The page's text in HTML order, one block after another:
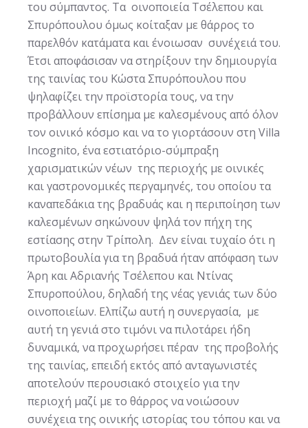
του σύμπαντος. Τα οινοποιεία Τσέλεπου και
Σπυρόπουλου όμως κοίταξαν με θάρρος το
παρελθόν κατάματα και ένοιωσαν συνέχειά του.
Έτσι αποφάσισαν να στηρίξουν την δημιουργία
της ταινίας του Κώστα Σπυρόπουλου που
ψηλαφίζει την προϊστορία τους, να την
προβάλλουν επίσημα με καλεσμένους από όλον
τον οινικό κόσμο και να το γιορτάσουν στη Villa
Incognito, ένα εστιατόριο-σύμπραξη
χαρισματικών νέων της περιοχής με οινικές
και γαστρονομικές περγαμηνές, του οποίου τα
καναπεδάκια της βραδυάς και η περιποίηση των
καλεσμένων σηκώνουν ψηλά τον πήχη της
εστίασης στην Τρίπολη. Δεν είναι τυχαίο ότι η
πρωτοβουλία για τη βραδυά ήταν απόφαση των
Άρη και Αδριανής Τσέλεπου και Ντίνας
Σπυροπούλου, δηλαδή της νέας γενιάς των δύο
οινοποιείων. Ελπίζω αυτή η συνεργασία, με
αυτή τη γενιά στο τιμόνι να πιλοτάρει ήδη
δυναμικά, να προχωρήσει πέραν της προβολής
της ταινίας, επειδή εκτός από ανταγωνιστές
αποτελούν περουσιακό στοιχείο για την
περιοχή μαζί με το θάρρος να νοιώσουν
συνέχεια της οινικής ιστορίας του τόπου και να